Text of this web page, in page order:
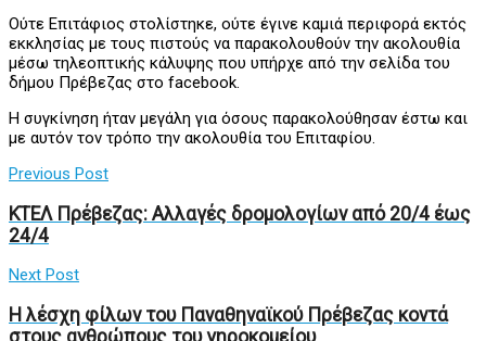
Ούτε Επιτάφιος στολίστηκε, ούτε έγινε καμιά περιφορά εκτός
εκκλησίας με τους πιστούς να παρακολουθούν την ακολουθία
μέσω τηλεοπτικής κάλυψης που υπήρχε από την σελίδα του
δήμου Πρέβεζας στο facebook.
Η συγκίνηση ήταν μεγάλη για όσους παρακολούθησαν έστω και
με αυτόν τον τρόπο την ακολουθία του Επιταφίου.
Previous Post
ΚΤΕΛ Πρέβεζας: Αλλαγές δρομολογίων από 20/4 έως
24/4
Next Post
Η λέσχη φίλων του Παναθηναϊκού Πρέβεζας κοντά
στους ανθρώπους του γηροκομείου